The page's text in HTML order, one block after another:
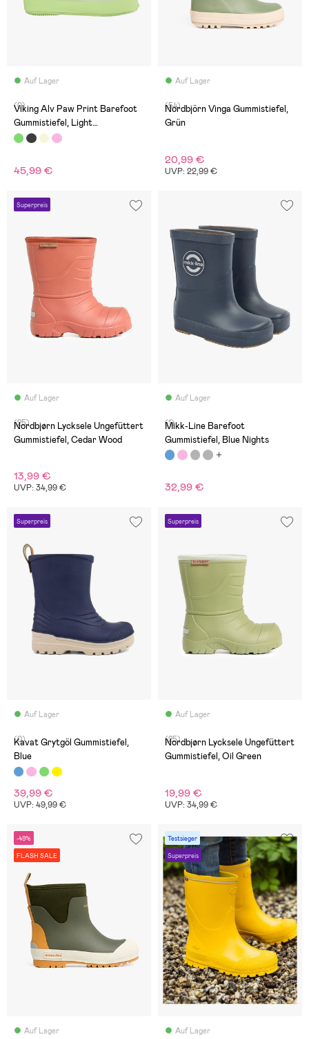
Auf Lager
(0)
Viking Alv Paw Print Barefoot
Gummistiefel, Light
Green/Green
45,99 €
Auf Lager
(54)
Nordbjörn Vinga Gummistiefel,
Grün
20,99 €
UVP: 22,99 €
Superpreis
Auf Lager
(25)
Nordbjørn Lycksele Ungefüttert
Gummistiefel, Cedar Wood
13,99 €
UVP: 34,99 €
Auf Lager
(1)
Mikk-Line Barefoot
Gummistiefel, Blue Nights
32,99 €
Superpreis
Auf Lager
(0)
Kavat Grytgöl Gummistiefel,
Blue
39,99 €
UVP: 49,99 €
Superpreis
Auf Lager
(25)
Nordbjørn Lycksele Ungefüttert
Gummistiefel, Oil Green
19,99 €
UVP: 34,99 €
-49%
FLASH SALE
Auf Lager
Testsieger
Superpreis
Auf Lager